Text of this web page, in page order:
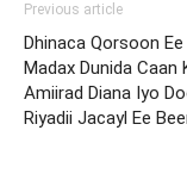
Previous article
Dhinaca Qorsoon
Madax Dunida Caan
Amiirad Diana Iyo
Riyadii Jacayl Ee